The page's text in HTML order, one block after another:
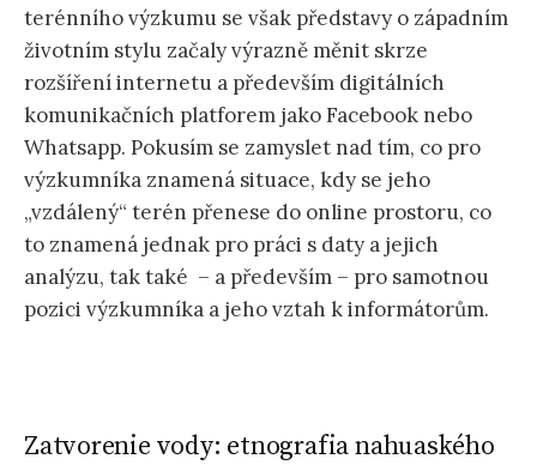
terénního výzkumu se však představy o západním
životním stylu začaly výrazně měnit skrze
rozšíření internetu a především digitálních
komunikačních platforem jako Facebook nebo
Whatsapp. Pokusím se zamyslet nad tím, co pro
výzkumníka znamená situace, kdy se jeho
„vzdálený“ terén přenese do online prostoru, co
to znamená jednak pro práci s daty a jejich
analýzu, tak také – a především – pro samotnou
pozici výzkumníka a jeho vztah k informátorům.
Zatvorenie vody: etnografia nahuaského